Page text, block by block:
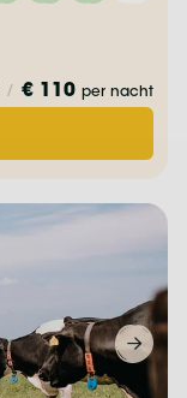
/ € 110 per nacht